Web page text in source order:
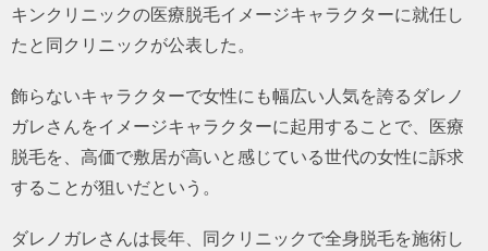
ビジネス
キンクリニックの医療脱毛イメージキャラクターに就任し
たと同クリニックが公表した。
飾らないキャラクターで女性にも幅広い人気を誇るダレノ
ガレさんをイメージキャラクターに起用することで、医療
脱毛を、高価で敷居が高いと感じている世代の女性に訴求
することが狙いだという。
ダレノガレさんは長年、同クリニックで全身脱毛を施術し